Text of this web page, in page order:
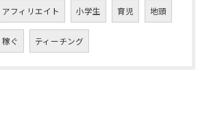
アフィリエイト 小学生 育児 地頭
稼ぐ ティーチング